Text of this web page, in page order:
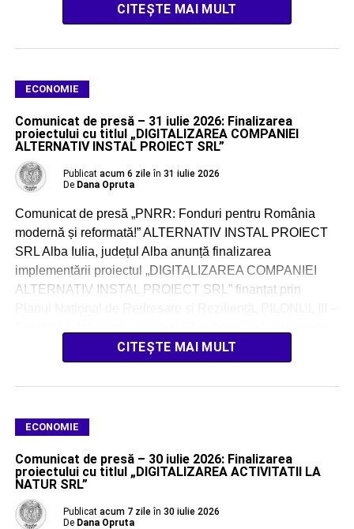
regenerabile solare, cu o […]CITEȘTE MAI MULT
ECONOMIE
Comunicat de presă – 31 iulie 2026: Finalizarea
proiectului cu titlul „DIGITALIZAREA COMPANIEI
ALTERNATIV INSTAL PROIECT SRL”
Publicat acum 6 zile în 31 iulie 2026
De Dana Opruta
Comunicat de presă „PNRR: Fonduri pentru România
modernă și reformată!” ALTERNATIV INSTAL PROIECT
SRL Alba Iulia, județul Alba anunță finalizarea
implementării proiectul „DIGITALIZAREA COMPANIEI
ALTERNATIV INSTAL PROIECT SRL” finanțat prin
inclusiv coeziune economică, locuri de muncă,
productivitate, competitivitate, cercetare, dezvoltare […]
CITEȘTE MAI MULT
ECONOMIE
Comunicat de presă – 30 iulie 2026: Finalizarea
proiectului cu titlul „DIGITALIZAREA ACTIVITATII LA
NATUR SRL”
Publicat acum 7 zile în 30 iulie 2026
De Dana Opruta